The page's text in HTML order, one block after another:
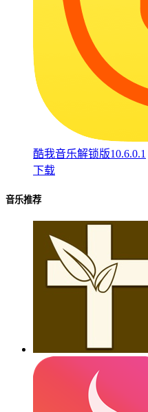
酷我音乐解锁版10.6.0.1
下载
音乐推荐